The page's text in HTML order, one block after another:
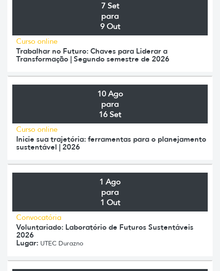
7 Set
para
9 Out
Curso online
Trabalhar no Futuro: Chaves para Liderar a
Transformação | Segundo semestre de 2026
10 Ago
para
16 Set
Curso online
Inicie sua trajetória: ferramentas para o planejamento
sustentável | 2026
1 Ago
para
1 Out
Convocatória
Voluntariado: Laboratório de Futuros Sustentáveis
2026
Lugar: UTEC Durazno